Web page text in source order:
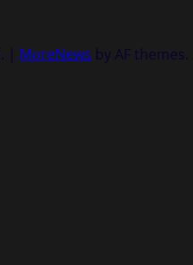
| MoreNews by AF themes.